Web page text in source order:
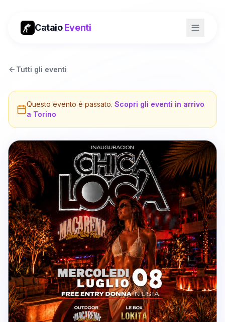
CataioEventi
Tutti gli eventi
Questo evento è passato. Scopri gli eventi in arrivo
a Torino